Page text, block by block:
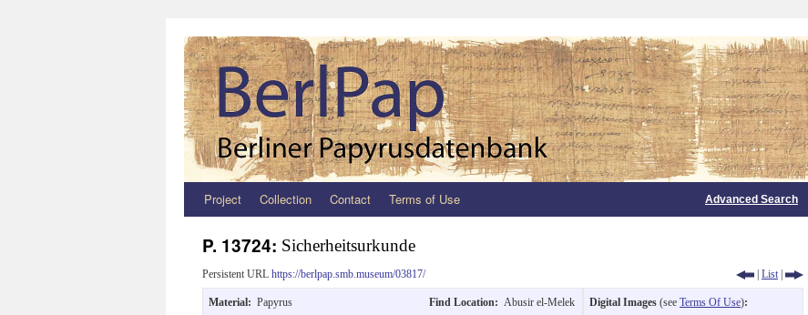
Zum
springen
Project Collection Contact Terms of Use Advanced Search
P. 13724: Sicherheitsurkunde
Persistent URL https://berlpap.smb.museum/03817/ | List |
Material: Papyrus Find Location: Abusir el-Melek Digital Images (see Terms Of Use):